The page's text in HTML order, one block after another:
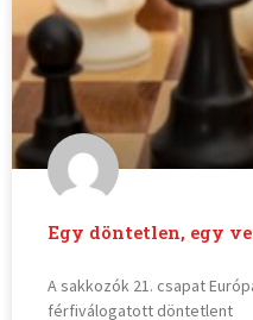
Egy döntetlen, egy
A sakkozók 21. csapat
férfiválogatott döntetlent